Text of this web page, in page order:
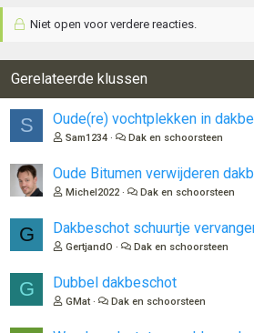
Niet open voor verdere reacties.
Gerelateerde klussen
S Oude(re) vochtplekken in
Sam1234 Dak en schoorsteen
Oude Bitumen verwijderen
Michel2022 Dak en schoorsteen
G Dakbeschot schuurtje
GertjandO Dak en schoorsteen
G Dubbel dakbeschot
GMat Dak en schoorsteen